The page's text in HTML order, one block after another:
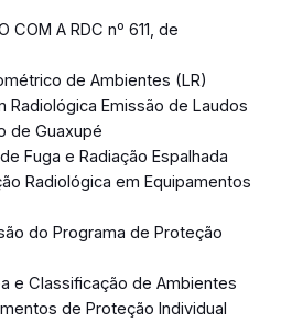
COM A RDC nº 611, de
de Ambientes (LR)
Radiológica Emissão de Laudos
de Guaxupé
Fuga e Radiação Espalhada
Radiológica em Equipamentos
do Programa de Proteção
e Classificação de Ambientes
de Proteção Individual